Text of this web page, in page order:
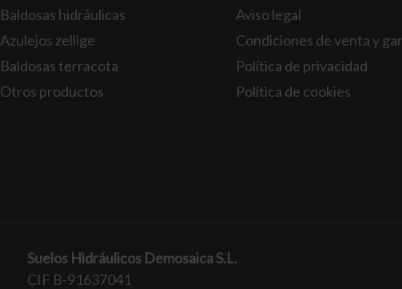
Baldosas hidráulicas
Azulejos zellige
Baldosas terracota
Otros productos
Aviso legal
Condiciones de venta y
Política de privacidad
Política de cookies
Suelos Hidráulicos Demosaica S.L.
CIF B-91637041